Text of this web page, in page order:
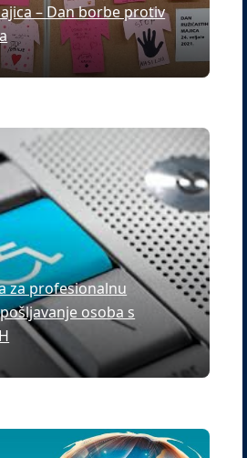
– Dan borbe protiv
za profesionalnu
osoba s